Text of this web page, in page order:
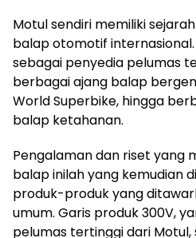
Motul sendiri memiliki
balap otomotif
sebagai penyedia pelumas
berbagai ajang balap
World Superbike, hingga
balap ketahanan.
Pengalaman dan riset yang
balap inilah yang kemudian
produk-produk yang
umum. Garis produk 300V,
pelumas tertinggi dari Motul,